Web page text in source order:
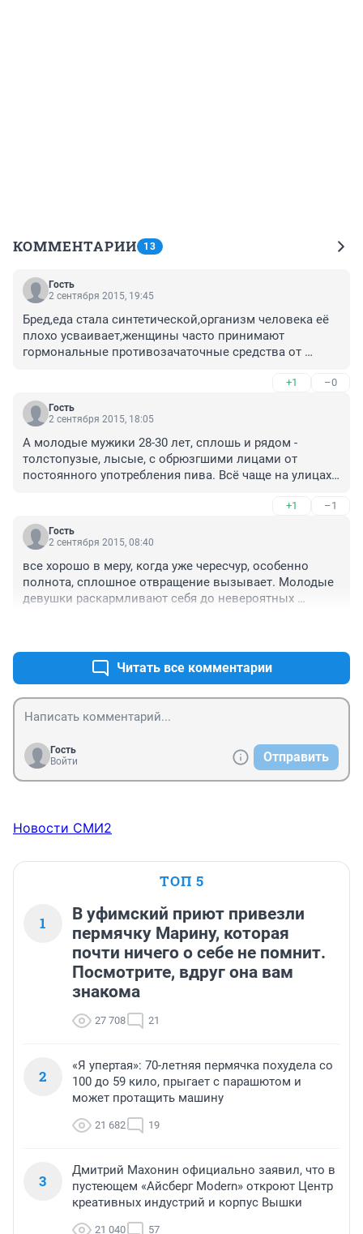
КОММЕНТАРИИ 13
Гость
2 сентября 2015, 19:45
Бред,еда стала синтетической,организм человека её
плохо усваивает,женщины часто принимают
гормональные противозачаточные средства от
+1 –0
Гость
2 сентября 2015, 18:05
А молодые мужики 28-30 лет, сплошь и рядом -
толстопузые, лысые, с обрюзгшими лицами от
постоянного употребления пива. Всё чаще на улицах
два толстяка с сигаретами в зубах, с бутылками пива
в руках. У толстяка женского пола всё через край
штанов вываливается, а толстяк мужского пола идёт
надо говорить ТОЛЬКО о располневших женщинах. И
насчёт того, что мужчины стали больше делать
домашней работы - неправда. Глядя на молодых
не дашь - НИ ОДИН МУЖИК САМ С МЕСТА НЕ
СДВИНЕТСЯ, и САМ ничего делать в наше время не
будет. Я уже пожилой человек, больше полжизни
прожито, но столько ЛЕНТЯЕВ и ЛОДЫРЕЙ обоих
полов, никогда раньше не встречала. Вот и толстеют
да это распроклятого пива.
+1 –1
Гость
2 сентября 2015, 08:40
все хорошо в меру, когда уже чересчур, особенно
полнота, сплошное отвращение вызывает. Молодые
девушки раскармливают себя до невероятных
Читать все комментарии
Гость
Войти
Отправить
Новости СМИ2
ТОП 5
1
В уфимский приют привезли
пермячку Марину, которая
почти ничего о себе не помнит.
Посмотрите, вдруг она вам
знакома
27 708 21
2
«Я упертая»: 70-летняя пермячка похудела со
100 до 59 кило, прыгает с парашютом и
может протащить машину
21 682 19
3
Дмитрий Махонин официально заявил, что в
пустеющем «Айсберг Modern» откроют Центр
креативных индустрий и корпус Вышки
21 040 57